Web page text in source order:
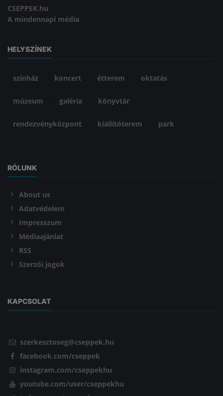
CSEPPEK.hu
A mindennapi média
HELYSZÍNEK
színház koncert étterem oktatás
múzeum galéria könyvtár
rendezvényközpont kiállítóterem park
RÓLUNK
About us
Adatvédelem
Impresszum
Médiaajánlat
RSS
Szerzői jogok
KAPCSOLAT
szerkesztoseg@cseppek.hu
facebook.com/cseppek
instagram.com/cseppekhu
youtube.com/user/cseppekhu